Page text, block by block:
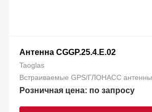
Антенна CGGP.25.4.E.02
Taoglas
Встраиваемые GPS/ГЛОНАСС антенны
Розничная цена: по запросу